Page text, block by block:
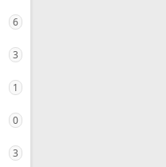
6
3
1
0
3